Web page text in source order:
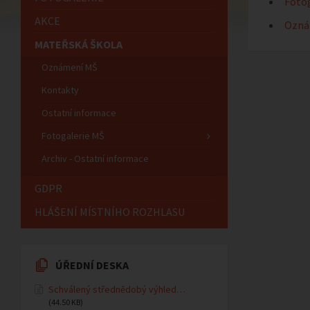
AKCE
MATEŘSKÁ ŠKOLA
Oznámení MŠ
Kontakty
Ostatní informace
Fotogalerie MŠ
Archiv - Ostatní informace
GDPR
HLÁŠENÍ MÍSTNÍHO ROZHLASU
ÚŘEDNÍ DESKA
Schválený střednědobý výhled…
(44.50 KB)